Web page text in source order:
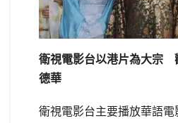
衛視電影台以港片為大宗
德華
衛視電影台主要播放華語電